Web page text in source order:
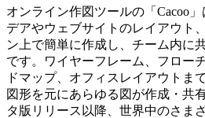
オンライン作図ツールの「Cacoo
デアやウェブサイトのレイアウト
ン上で簡単に作成し、チーム内に
です。ワイヤーフレーム、フロー
ドマップ、オフィスレイアウトま
図形を元にあらゆる図が作成・共
タ版リリース以降、世界中のさま